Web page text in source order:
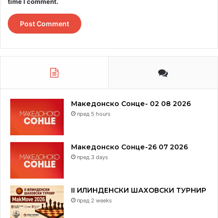
Македонско Сонце- 02 08 2026
пред 5 hours
Македонско Сонце-26 07 2026
пред 3 days
II ИЛИНДЕНСКИ ШАХОВСКИ ТУРНИР
пред 2 weeks